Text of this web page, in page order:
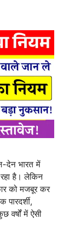
देन भारत में
रहा है। लेकिन
को मजबूर कर
पारदर्शी,
वर्षों में ऐसी